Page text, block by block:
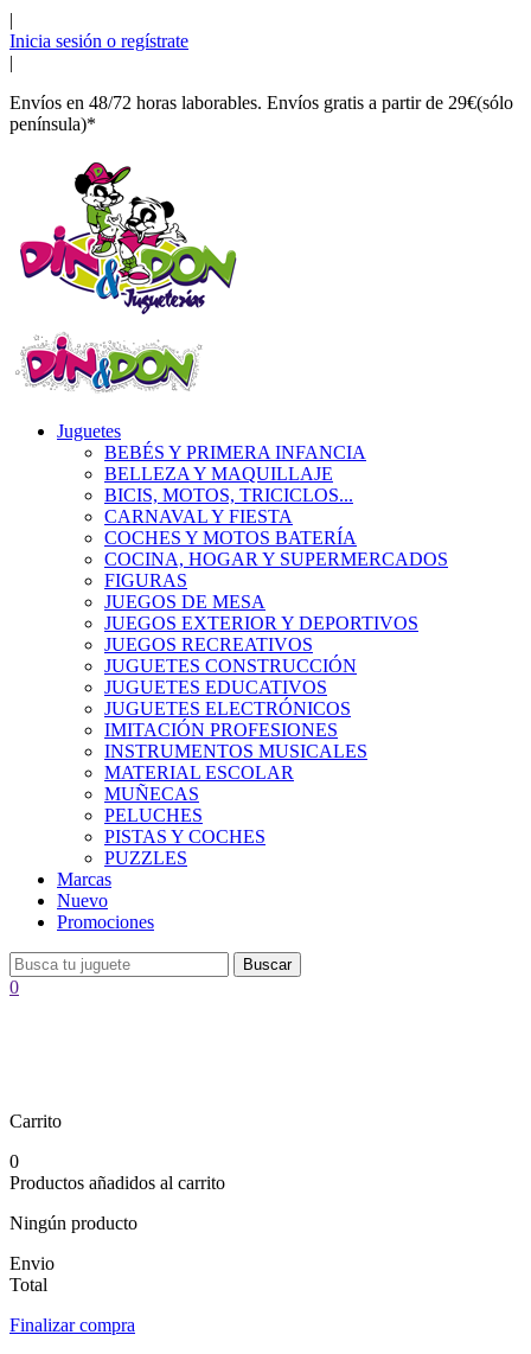
|
Inicia sesión o regístrate
|
Envíos en 48/72 horas laborables. Envíos gratis a partir de 29€(sólo
península)*
Juguetes
BEBÉS Y PRIMERA INFANCIA
BELLEZA Y MAQUILLAJE
BICIS, MOTOS, TRICICLOS...
CARNAVAL Y FIESTA
COCHES Y MOTOS BATERÍA
COCINA, HOGAR Y SUPERMERCADOS
FIGURAS
JUEGOS DE MESA
JUEGOS EXTERIOR Y DEPORTIVOS
JUEGOS RECREATIVOS
JUGUETES CONSTRUCCIÓN
JUGUETES EDUCATIVOS
JUGUETES ELECTRÓNICOS
IMITACIÓN PROFESIONES
INSTRUMENTOS MUSICALES
MATERIAL ESCOLAR
MUÑECAS
PELUCHES
PISTAS Y COCHES
PUZZLES
Marcas
Nuevo
Promociones
Buscar
0
Carrito
0
Productos añadidos al carrito
Ningún producto
Envio
Total
Finalizar compra